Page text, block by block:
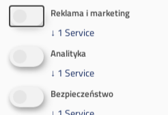
tel.:+48 32
(poniedziałek-
Reklama i marketing
↓ 1 Service
Analityka
↓ 1 Service
Bezpieczeństwo